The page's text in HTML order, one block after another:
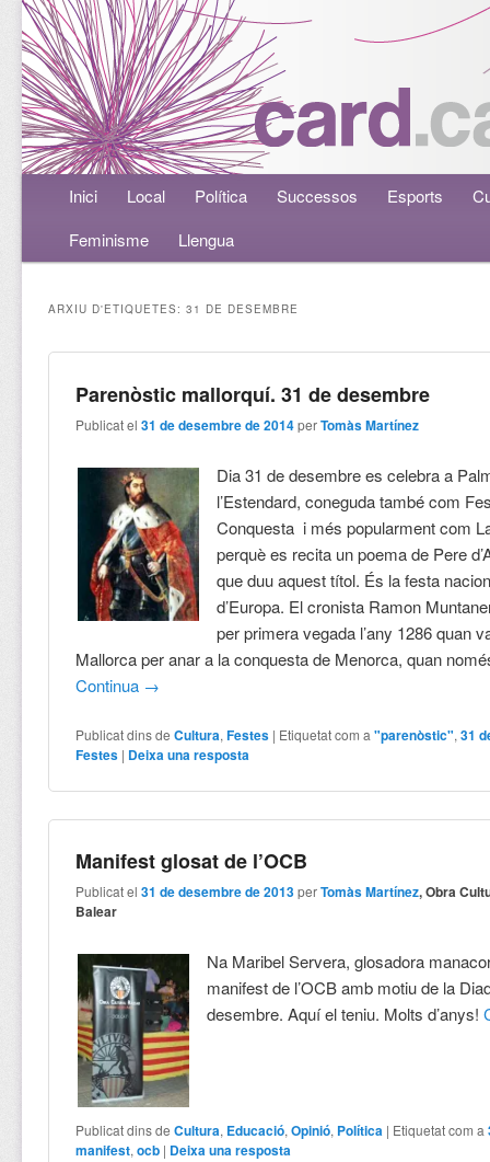
Menú principalAneu al contingut principal
Aneu al contingut secundari
Inici Local Política Successos Esports
Feminisme
Llengua
ARXIU D'ETIQUETES:31 DE DESEMBRE
Parenòstic mallorquí. 31 de desembre
Publicat el31 de desembre de 2014 perTomàs Martínez
Dia 31 de desembre es celebra a
l’Estendard, coneguda també com
Conquesta i més popularment com
perquè es recita un poema de Pere
que duu aquest títol. És la festa
d’Europa. El cronista Ramon
per primera vegada l’any 1286 quan
Mallorca per anar a la conquesta de Menorca, quan
Continua →
Publicat dins de Cultura,Festes | Etiquetat com a "parenòstic",31
Festes | Deixa una resposta
Manifest glosat de l’OCB
Publicat el31 de desembre de 2013 perTomàs Martínez, Obra
Balear
Na Maribel Servera, glosadora
manifest de l’OCB amb motiu de la
desembre. Aquí el teniu. Molts d’anys!
Publicat dins de Cultura, Educació,Opinió, Política | Etiquetat com a
manifest,ocb | Deixa una resposta